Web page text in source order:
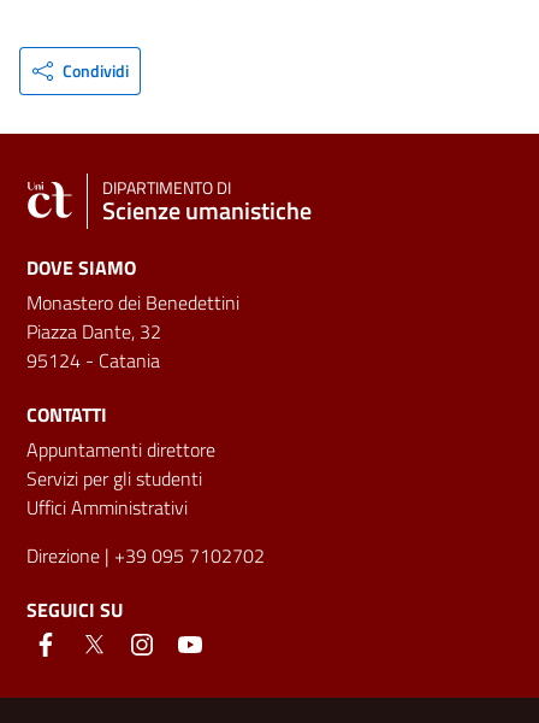
Condividi
DIPARTIMENTO DI
Scienze umanistiche
DOVE SIAMO
Monastero dei Benedettini
Piazza Dante, 32
95124 - Catania
CONTATTI
Appuntamenti direttore
Servizi per gli studenti
Uffici Amministrativi
Direzione | +39 095 7102702
SEGUICI SU